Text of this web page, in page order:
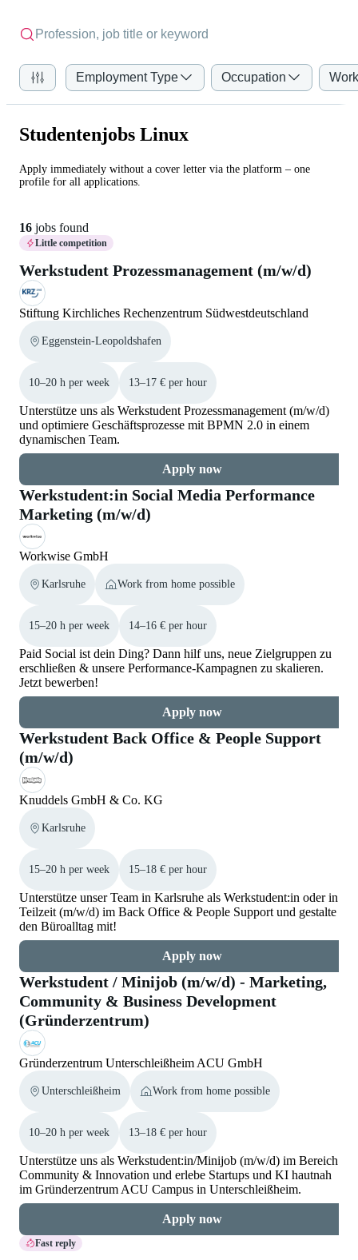
Employment Type Occupation
Studentenjobs Linux
Apply immediately without a cover letter via the platform – one
profile for all applications.
16 jobs found
Little competition
Werkstudent Prozessmanagement (m/w/d)
Stiftung Kirchliches Rechenzentrum Südwestdeutschland
Eggenstein-Leopoldshafen
10–20 h per week 13–17 € per hour
Unterstütze uns als Werkstudent Prozessmanagement (m/w/d)
und optimiere Geschäftsprozesse mit BPMN 2.0 in einem
dynamischen Team.
Apply now
Werkstudent:in Social Media Performance
Marketing (m/w/d)
Workwise GmbH
Karlsruhe Work from home possible
15–20 h per week 14–16 € per hour
Paid Social ist dein Ding? Dann hilf uns, neue Zielgruppen zu
erschließen & unsere Performance-Kampagnen zu skalieren.
Jetzt bewerben!
Apply now
Werkstudent Back Office & People Support
(m/w/d)
Knuddels GmbH & Co. KG
Karlsruhe
15–20 h per week 15–18 € per hour
Unterstütze unser Team in Karlsruhe als Werkstudent:in oder in
Teilzeit (m/w/d) im Back Office & People Support und gestalte
den Büroalltag mit!
Apply now
Werkstudent / Minijob (m/w/d) - Marketing,
Community & Business Development
(Gründerzentrum)
Gründerzentrum Unterschleißheim ACU GmbH
Unterschleißheim Work from home possible
10–20 h per week 13–18 € per hour
Unterstütze uns als Werkstudent:in/Minijob (m/w/d) im Bereich
Community & Innovation und erlebe Startups und KI hautnah
im Gründerzentrum ACU Campus in Unterschleißheim.
Apply now
Fast reply